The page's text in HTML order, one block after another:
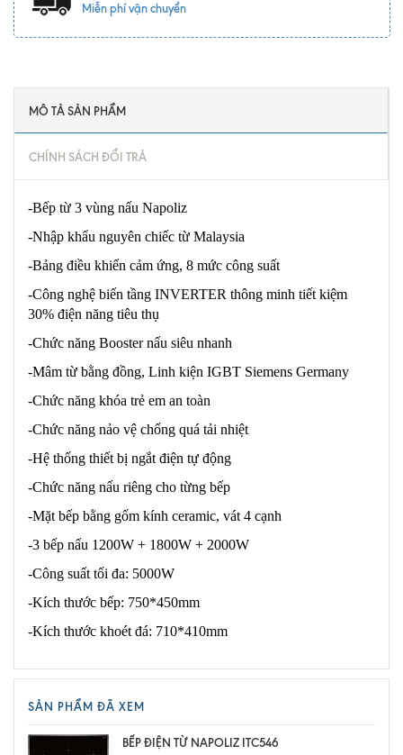
Miễn phí vận chuyển
MÔ TẢ SẢN PHẨM
CHÍNH SÁCH ĐỔI TRẢ
-Bếp từ 3 vùng nấu Napoliz
-Nhập khẩu nguyên chiếc từ Malaysia
-Bảng điều khiển cảm ứng, 8 mức công suất
-Công nghệ biến tầng INVERTER thông minh tiết kiệm
30% điện năng tiêu thụ
-Chức năng Booster nấu siêu nhanh
-Mâm từ bằng đồng, Linh kiện IGBT Siemens Germany
-Chức năng khóa trẻ em an toàn
-Chức năng nảo vệ chống quá tải nhiệt
-Hệ thống thiết bị ngắt điện tự động
-Chức năng nấu riêng cho từng bếp
-Mặt bếp bằng gốm kính ceramic, vát 4 cạnh
-3 bếp nấu 1200W + 1800W + 2000W
-Công suất tối đa: 5000W
-Kích thước bếp: 750*450mm
-Kích thước khoét đá: 710*410mm
SẢN PHẨM ĐÃ XEM
BẾP ĐIỆN TỪ NAPOLIZ ITC546